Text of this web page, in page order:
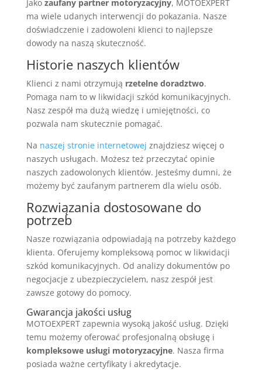
Jako zaufany partner motoryzacyjny, MOTOEXPERT
ma wiele udanych interwencji do pokazania. Nasze
doświadczenie i zadowoleni klienci to najlepsze
dowody na naszą skuteczność.
Historie naszych klientów
Klienci z nami otrzymują rzetelne doradztwo.
Pomaga nam to w likwidacji szkód komunikacyjnych.
Nasz zespół ma dużą wiedzę i umiejętności, co
pozwala nam skutecznie pomagać.
Na naszej stronie internetowej znajdziesz więcej o
naszych usługach. Możesz też przeczytać opinie
naszych zadowolonych klientów. Jesteśmy dumni, że
możemy być zaufanym partnerem dla wielu osób.
Rozwiązania dostosowane do
potrzeb
Nasze rozwiązania odpowiadają na potrzeby każdego
klienta. Oferujemy kompleksową pomoc w likwidacji
szkód komunikacyjnych. Od analizy dokumentów po
negocjacje z ubezpieczycielem, nasz zespół jest
zawsze gotowy do pomocy.
Gwarancja jakości usług
MOTOEXPERT zapewnia wysoką jakość usług. Dzięki
temu możemy oferować profesjonalną obsługę i
kompleksowe usługi motoryzacyjne. Nasza firma
posiada ważne certyfikaty i akredytacje.